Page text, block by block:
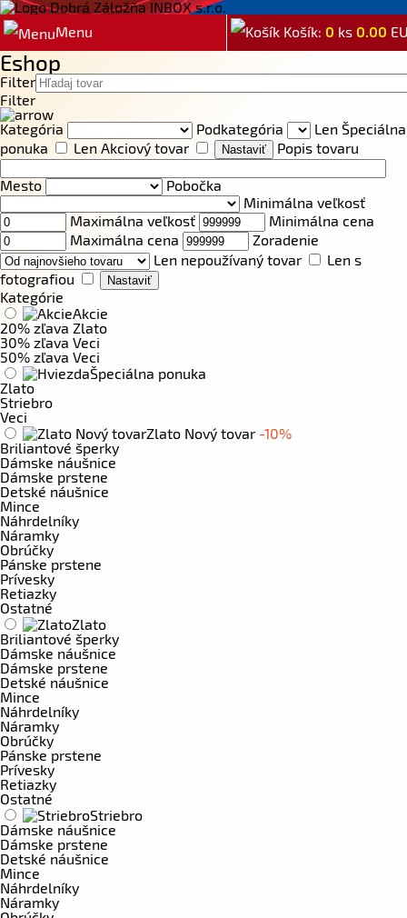
Menu Košík: 0 ks 0.00
Eshop
Filter
Filter
Kategória
Podkategória
Len Špeciálna
ponuka
Len Akciový tovar Popis tovaru
Mesto
Pobočka
Minimálna veľkosť
Maximálna veľkosť
Minimálna cena
Maximálna cena
Zoradenie
Len nepoužívaný tovar
Len s
fotografiou
Kategórie
Akcie
20% zľava Zlato
30% zľava Veci
50% zľava Veci
Špeciálna ponuka
Zlato
Striebro
Veci
Zlato Nový tovar -10%
Briliantové šperky
Dámske náušnice
Dámske prstene
Detské náušnice
Mince
Náhrdelníky
Náramky
Obrúčky
Pánske prstene
Prívesky
Retiazky
Ostatné
Zlato
Briliantové šperky
Dámske náušnice
Dámske prstene
Detské náušnice
Mince
Náhrdelníky
Náramky
Obrúčky
Pánske prstene
Prívesky
Retiazky
Ostatné
Striebro
Dámske náušnice
Dámske prstene
Detské náušnice
Mince
Náhrdelníky
Náramky